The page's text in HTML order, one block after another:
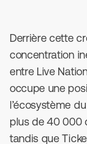
Derrière cette
concentration
entre Live
occupe une
l’écosystème
plus de 40 000
tandis que